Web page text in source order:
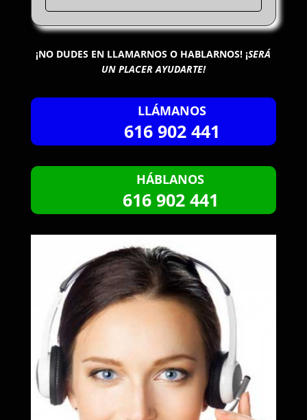
¡NO DUDES EN LLAMARNOS O HABLARNOS!¡SERÁ
UN PLACER AYUDARTE!
LLÁMANOS
616 902 441
HÁBLANOS
616 902 441